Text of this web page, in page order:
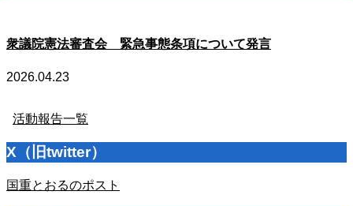
衆議院憲法審査会 緊急事態条項について発言
2026.04.23
活動報告一覧
X（旧twitter）
国重とおるのポスト